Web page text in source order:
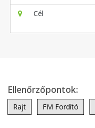
Cél
Ellenőrzőpontok:
Rajt FM Fordító